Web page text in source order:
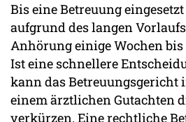
Bis eine Betreuung
aufgrund des langen
Anhörung einige Wochen
Ist eine schnellere
kann das
einem ärztlichen Gutachten
verkürzen. Eine rechtliche